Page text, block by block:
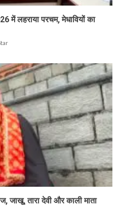
में लहराया परचम, मेधावियों का
जाखू, तारा देवी और काली माता